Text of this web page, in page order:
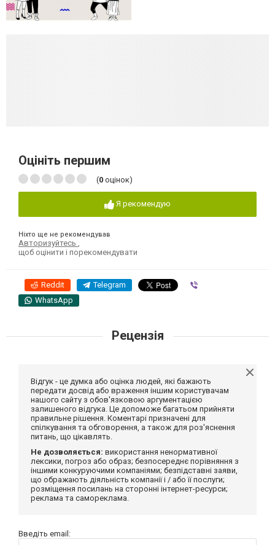
Оцініть першим
(0 оцінок)
Я рекомендую
Ніхто ще не рекомендував
Авторизуйтесь
щоб оцінити і порекомендувати
Reddit Telegram
WhatsApp
Рецензія
Відгук - це думка або оцінка людей, які бажають
передати досвід або враження іншим користувачам
нашого сайту з обов'язковою аргументацією
залишеного відгука. Це допоможе багатьом прийняти
правильне рішення. Коментарі призначені для
спілкування та обговорення, а також для роз'яснення
питань, що цікавлять.
Не дозволяється: використання ненормативної
лексики, погроз або образ; безпосереднє порівняння з
іншими конкуруючими компаніями; безпідставні заяви,
що ображають діяльність компанії і / або її послуги;
розміщення посилань на сторонні інтернет-ресурси;
реклама та самореклама.
Введіть email: